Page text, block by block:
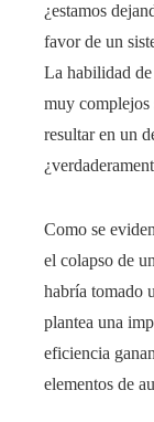
¿estamos
favor de un
La habilidad de
muy
resultar en un
Como se
el colapso de
habría tomado
plantea una
eficiencia
elementos de